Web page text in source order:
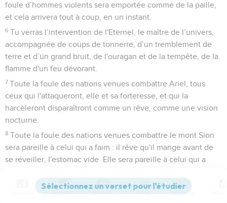
foule d’hommes violents sera emportée comme de la paille,
et cela arrivera tout à coup, en un instant.
6 Tu verras l’intervention de l'Eternel, le maître de l’univers,
accompagnée de coups de tonnerre, d’un tremblement de
terre et d’un grand bruit, de l'ouragan et de la tempête, de la
flamme d'un feu dévorant.
7 Toute la foule des nations venues combattre Ariel, tous
ceux qui l'attaqueront, elle et sa forteresse, et qui la
harcèleront disparaîtront comme un rêve, comme une vision
nocturne.
8 Toute la foule des nations venues combattre le mont Sion
sera pareille à celui qui a faim : il rêve qu'il mange avant de
se réveiller, l'estomac vide. Elle sera pareille à celui qui a
Versions Commentaires Strong